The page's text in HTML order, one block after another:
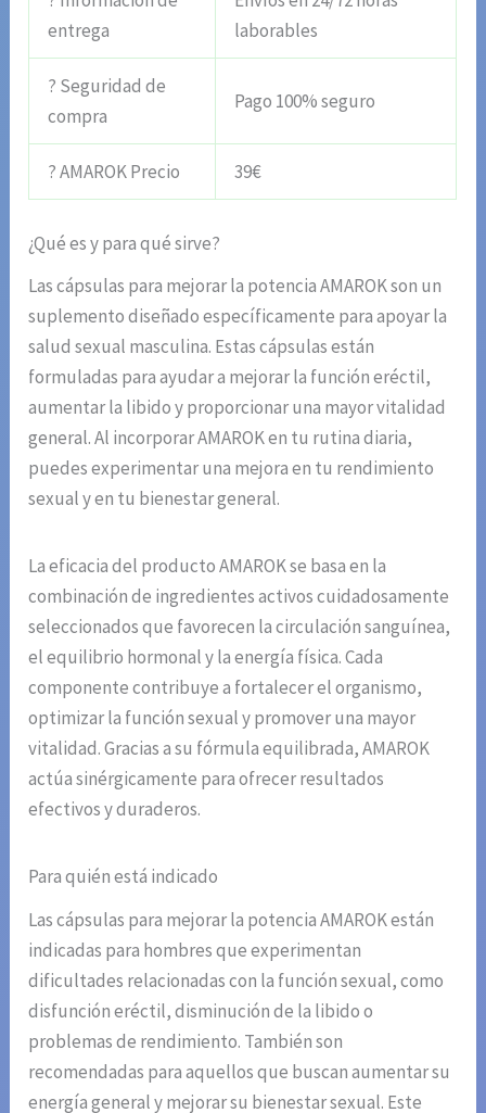
entrega
laborables
? Seguridad de
compra
Pago 100% seguro
? AMAROK Precio 39€
¿Qué es y para qué sirve?
Las cápsulas para mejorar la potencia AMAROK son un
suplemento diseñado específicamente para apoyar la
salud sexual masculina. Estas cápsulas están
formuladas para ayudar a mejorar la función eréctil,
aumentar la libido y proporcionar una mayor vitalidad
general. Al incorporar AMAROK en tu rutina diaria,
puedes experimentar una mejora en tu rendimiento
sexual y en tu bienestar general.
La eficacia del producto AMAROK se basa en la
combinación de ingredientes activos cuidadosamente
seleccionados que favorecen la circulación sanguínea,
el equilibrio hormonal y la energía física. Cada
componente contribuye a fortalecer el organismo,
optimizar la función sexual y promover una mayor
vitalidad. Gracias a su fórmula equilibrada, AMAROK
actúa sinérgicamente para ofrecer resultados
efectivos y duraderos.
Para quién está indicado
Las cápsulas para mejorar la potencia AMAROK están
indicadas para hombres que experimentan
dificultades relacionadas con la función sexual, como
disfunción eréctil, disminución de la libido o
problemas de rendimiento. También son
recomendadas para aquellos que buscan aumentar su
energía general y mejorar su bienestar sexual. Este